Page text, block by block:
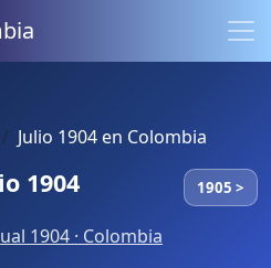
Julio 1904 en Colombia
1904 1905 >
1904 · Colombia